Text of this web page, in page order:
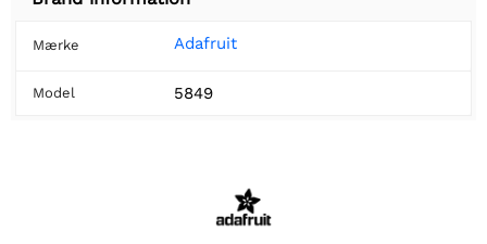
Mærke Adafruit
Model 5849